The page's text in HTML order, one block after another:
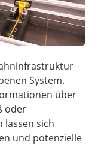
System.
über
oder
lassen sich
und potenzielle